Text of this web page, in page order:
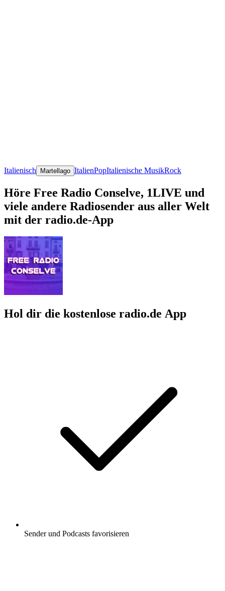
Italienisch Martellago ItalienPopItalienische MusikRock
Höre Free Radio Conselve, 1LIVE und
viele andere Radiosender aus aller Welt
mit der radio.de-App
Hol dir die kostenlose radio.de App
Sender und Podcasts favorisieren